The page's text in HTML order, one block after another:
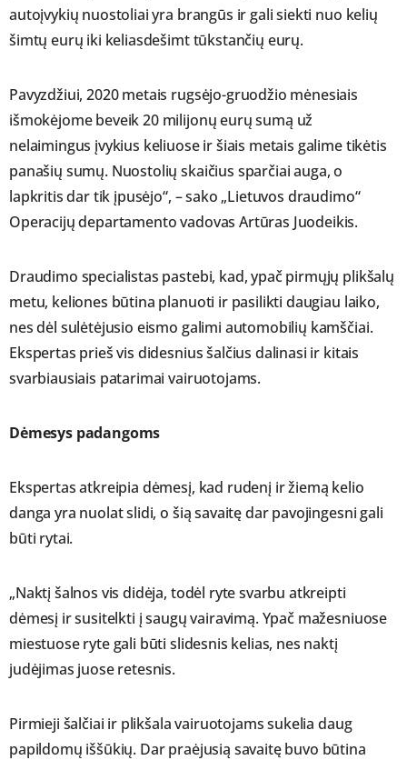
autoįvykių nuostoliai yra brangūs ir gali siekti nuo kelių
šimtų eurų iki keliasdešimt tūkstančių eurų.
Pavyzdžiui, 2020 metais rugsėjo-gruodžio mėnesiais
išmokėjome beveik 20 milijonų eurų sumą už
nelaimingus įvykius keliuose ir šiais metais galime tikėtis
panašių sumų. Nuostolių skaičius sparčiai auga, o
lapkritis dar tik įpusėjo“, – sako „Lietuvos draudimo“
Operacijų departamento vadovas Artūras Juodeikis.
Draudimo specialistas pastebi, kad, ypač pirmųjų plikšalų
metu, keliones būtina planuoti ir pasilikti daugiau laiko,
nes dėl sulėtėjusio eismo galimi automobilių kamščiai.
Ekspertas prieš vis didesnius šalčius dalinasi ir kitais
svarbiausiais patarimai vairuotojams.
Dėmesys padangoms
Ekspertas atkreipia dėmesį, kad rudenį ir žiemą kelio
danga yra nuolat slidi, o šią savaitę dar pavojingesni gali
būti rytai.
„Naktį šalnos vis didėja, todėl ryte svarbu atkreipti
dėmesį ir susitelkti į saugų vairavimą. Ypač mažesniuose
miestuose ryte gali būti slidesnis kelias, nes naktį
judėjimas juose retesnis.
Pirmieji šalčiai ir plikšala vairuotojams sukelia daug
papildomų iššūkių. Dar praėjusią savaitę buvo būtina